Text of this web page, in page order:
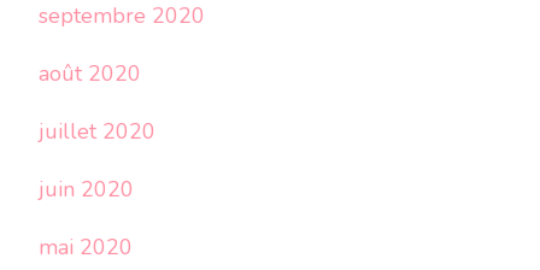
septembre 2020
août 2020
juillet 2020
juin 2020
mai 2020